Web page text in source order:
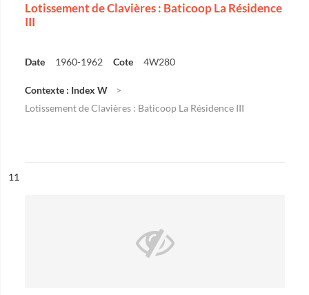
Lotissement de Clavières : Baticoop La Résidence
III
Date 1960-1962 Cote 4W280
Contexte : Index W
Lotissement de Clavières : Baticoop La Résidence III
n°
11